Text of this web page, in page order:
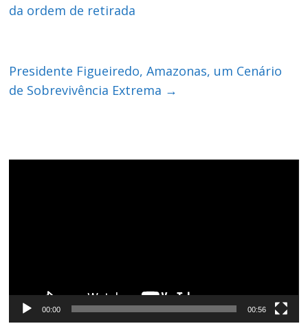
da ordem de retirada
Presidente Figueiredo, Amazonas, um Cenário
de Sobrevivência Extrema →
00:00 00:56